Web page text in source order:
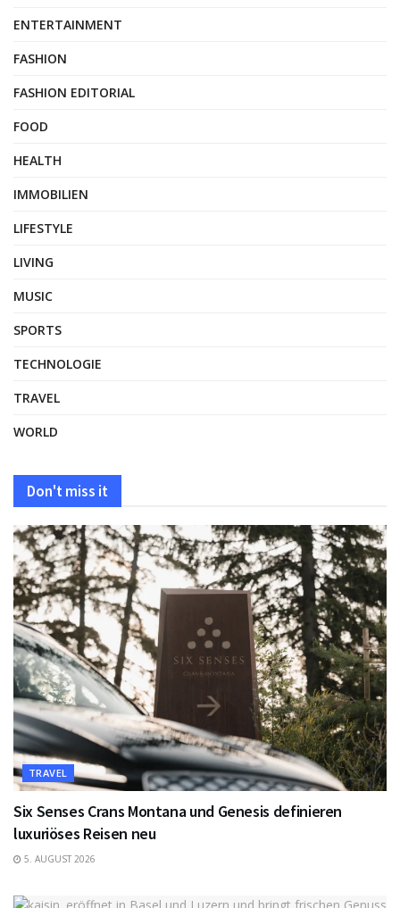
ENTERTAINMENT
FASHION
FASHION EDITORIAL
FOOD
HEALTH
IMMOBILIEN
LIFESTYLE
LIVING
MUSIC
SPORTS
TECHNOLOGIE
TRAVEL
WORLD
Don't miss it
TRAVEL
Six Senses Crans Montana und Genesis definieren
luxuriöses Reisen neu
5. AUGUST 2026